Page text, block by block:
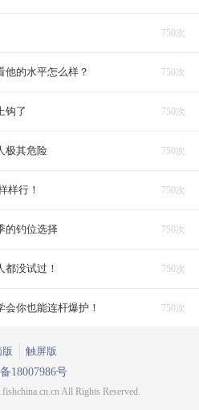
750次
750次
他的水平怎么样？
750次
钩了
750次
极其危险
750次
样行！
750次
的钓位选择
750次
没试过！
750次
你也能连杆爆护！
版
触屏版
18007986号
All Rights Reserved.